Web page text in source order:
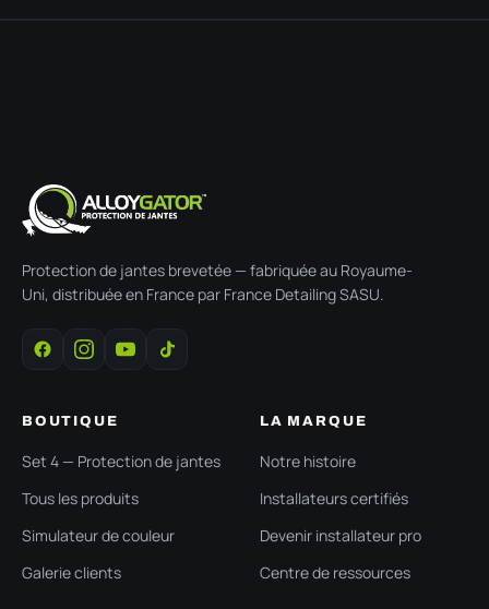
Protection de jantes brevetée — fabriquée au Royaume-
Uni, distribuée en France par France Detailing SASU.
BOUTIQUE
Set 4 — Protection de jantes
Tous les produits
Simulateur de couleur
Galerie clients
LA MARQUE
Notre histoire
Installateurs certifiés
Devenir installateur pro
Centre de ressources